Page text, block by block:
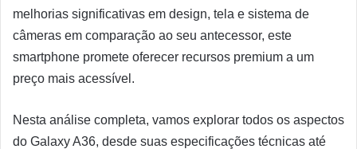
melhorias significativas em design, tela e sistema de
câmeras em comparação ao seu antecessor, este
smartphone promete oferecer recursos premium a um
preço mais acessível.
Nesta análise completa, vamos explorar todos os aspectos
do Galaxy A36, desde suas especificações técnicas até